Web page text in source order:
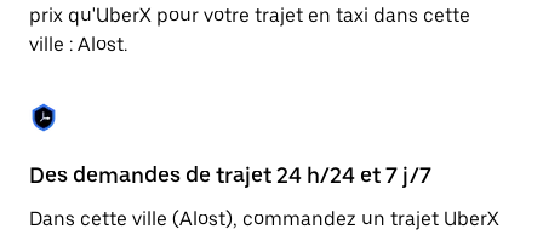
fermer
le
prix qu'UberX pour votre trajet en taxi dans cette
ville : Alost.
Des demandes de trajet 24 h/24 et 7 j/7
Dans cette ville (Alost), commandez un trajet UberX